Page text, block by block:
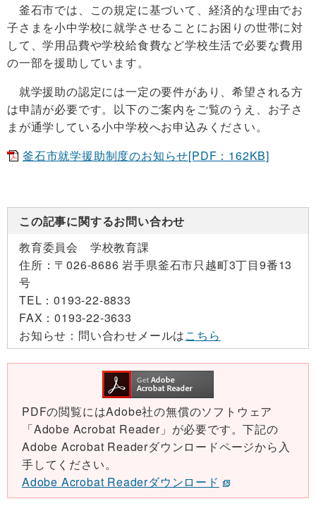
釜石市では、この規定に基づいて、経済的な理由でお
子さまを小中学校に就学させることにお困りの世帯に対
して、学用品費や学校給食費など学校生活で必要な費用
の一部を援助しています。
就学援助の認定には一定の要件があり、希望される方
は申請が必要です。以下のご案内をご覧のうえ、お子さ
まが通学している小中学校へお申込みください。
釜石市就学援助制度のお知らせ[PDF：162KB]
この記事に関するお問い合わせ
教育委員会 学校教育課
住所： 〒026-8686 岩手県釜石市只越町3丁目9番13
号
TEL：0193-22-8833
FAX：0193-22-3633
お知らせ： 問い合わせメールはこちら
PDFの閲覧にはAdobe社の無償のソフトウェア
「Adobe Acrobat Reader」が必要です。下記の
Adobe Acrobat Readerダウンロードページから入
手してください。
Adobe Acrobat Readerダウンロード